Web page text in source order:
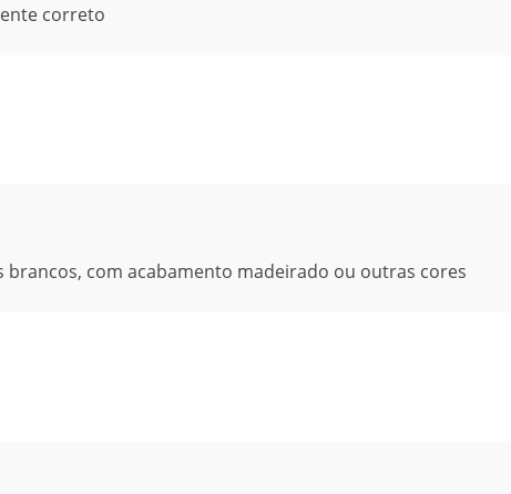
correto
brancos, com acabamento madeirado ou outras cores